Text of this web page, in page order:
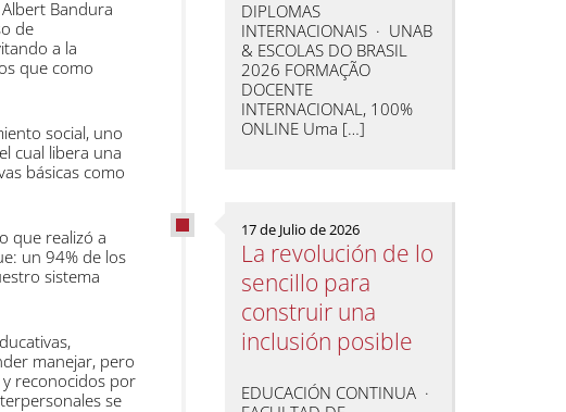
Bandura
de
a la
que como
social, uno
cual libera una
básicas como
que realizó a
un 94% de los
sistema
manejar, pero
reconocidos por
se
DIPLOMAS
INTERNACIONAIS · UNAB
& ESCOLAS DO BRASIL
2026 FORMAÇÃO
DOCENTE
INTERNACIONAL, 100%
ONLINE Uma […]
17 de Julio de 2026
La revolución de lo
sencillo para
construir una
inclusión posible
EDUCACIÓN CONTINUA ·